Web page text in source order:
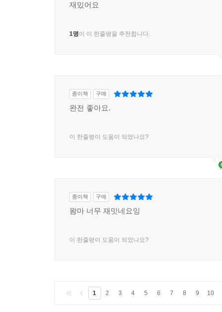
재밌어요
1명이 이 한줄평을 추천합니다.
종이책 구매
완전 좋아요.
이 한줄평이 도움이 되었나요?
종이책 구매
왐마 너무 재밋네요잉
이 한줄평이 도움이 되었나요?
1 2 3 4 5 6 7 8 9 10